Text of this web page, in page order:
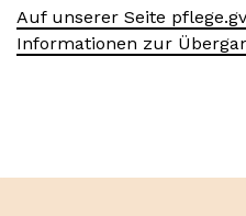
Auf unserer Seite
Informationen zur